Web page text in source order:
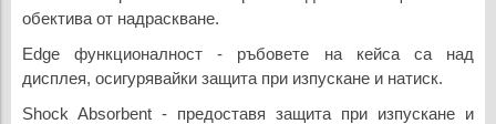
обектива от надраскване.
Edge функционалност - ръбовете на кейса са над
дисплея, осигурявайки защита при изпускане и натиск.
Shock Absorbent - предоставя защита при изпускане и